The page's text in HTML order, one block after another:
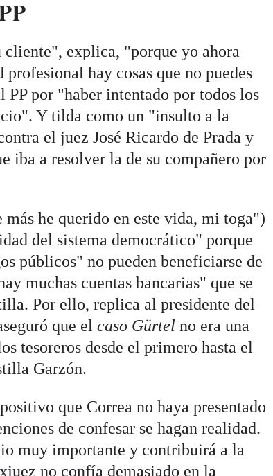
cliente", explica, "porque yo ahora
hay cosas que no puedes
por "haber intentado por todos los
Y tilda como un "insulto a la
el juez José Ricardo de Prada y
iba a resolver la de su compañero por
he querido en este vida, mi toga")
del sistema democrático" porque
públicos" no pueden beneficiarse de
muchas cuentas bancarias" que se
Por ello, replica al presidente del
que elcaso Gürtel no era una
tesoreros desde el primero hasta el
Garzón.
que Correa no haya presentado
de confesar se hagan realidad.
muy importante y contribuirá a la
no confía demasiado en la